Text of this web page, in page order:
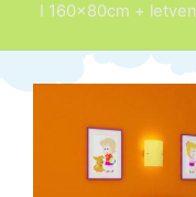
I 160x80cm +